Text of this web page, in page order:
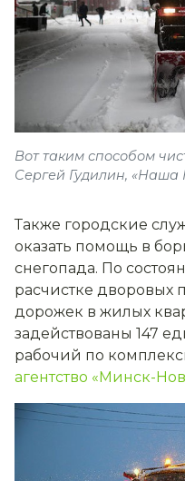
Вот таким способом
Сергей Гудилин, «Наша
Также городские
оказать помощь в
снегопада. По
расчистке дворовых
дорожек в жилых
задействованы 147
рабочий по
агентство «Минск-